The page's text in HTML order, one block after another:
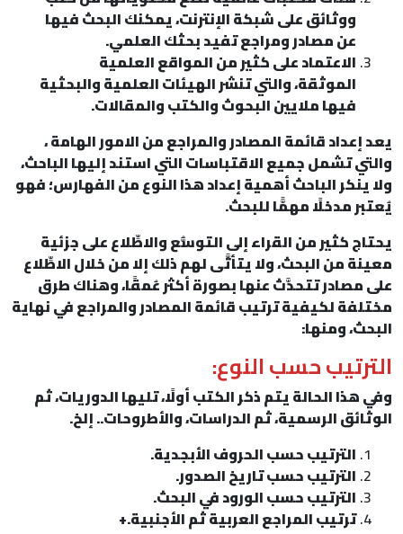
ووثائق على شبكة الإنترنت، يمكنك البحث فيها
عن مصادر ومراجع تفيد بحثك العلمي.
الاعتماد على كثير من المواقع العلمية
الموثقة، والتي تنشر الهيئات العلمية والبحثية
فيها ملايين البحوث والكتب والمقالات.
يعد إعداد قائمة المصادر والمراجع من الامور الهامة ،
والتي تشمل جميع الاقتباسات التي استند إليها الباحث،
ولا ينكر الباحث أهمية إعداد هذا النوع من الفهارس؛ فهو
يُعتبر مدخلًا مهمًّا للبحث.
يحتاج كثير من القراء إلى التوسُّع والاطِّلاع على جزئية
معينة من البحث، ولا يتأتَّى لهم ذلك إلا من خلال الاطِّلاع
على مصادر تتحدَّث عنها بصورة أكثر عُمقًا، وهناك طرق
مختلفة لكيفية ترتيب قائمة المصادر والمراجع في نهاية
البحث، ومنها:
الترتيب حسب النوع:
وفي هذا الحالة يتم ذكر الكتب أولًا، تليها الدوريات، ثم
الوثائق الرسمية، ثم الدراسات، والأطروحات.. إلخ.
الترتيب حسب الحروف الأبجدية.
الترتيب حسب تاريخ الصدور.
الترتيب حسب الورود في البحث.
ترتيب المراجع العربية ثم الأجنبية.+